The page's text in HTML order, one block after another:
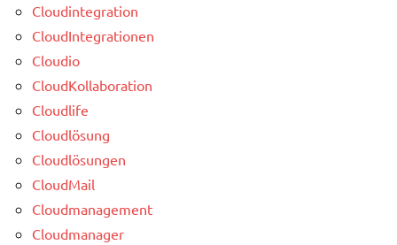
Cloudintegration
CloudIntegrationen
Cloudio
CloudKollaboration
Cloudlife
Cloudlösung
Cloudlösungen
CloudMail
Cloudmanagement
Cloudmanager